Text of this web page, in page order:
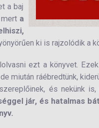
a baj
a
ki is rajzolódik a
ezt a könyvet.
miután ráébredtünk,
és nekünk
jár, és hatalmas